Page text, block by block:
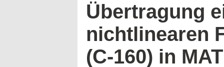
Übertragung
nichtlinearen
(C-160) in